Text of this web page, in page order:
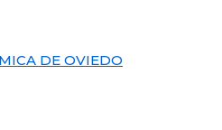
DE OVIEDO